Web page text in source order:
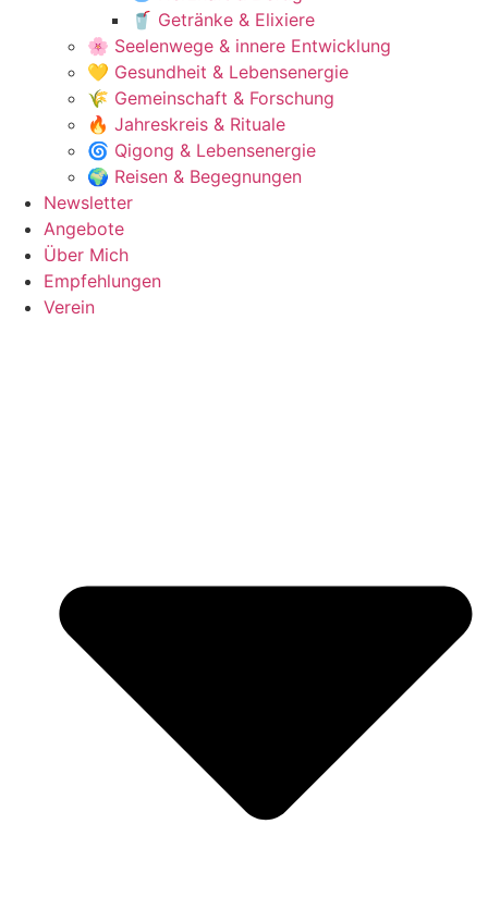
🥤 Getränke & Elixiere
🌸 Seelenwege & innere Entwicklung
💛 Gesundheit & Lebensenergie
🌾 Gemeinschaft & Forschung
🔥 Jahreskreis & Rituale
🌀 Qigong & Lebensenergie
🌍 Reisen & Begegnungen
Newsletter
Angebote
Über Mich
Empfehlungen
Verein